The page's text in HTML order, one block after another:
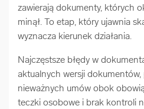
zawierają dokumenty, których
minął. To etap, który ujawnia
wyznacza kierunek działania.
Najczęstsze błędy w
aktualnych wersji
nieważnych umów obok
teczki osobowe i brak kontroli